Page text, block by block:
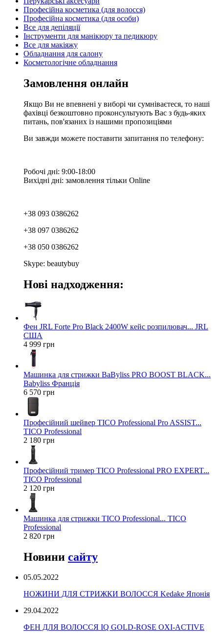
Професійна косметика (для волосся)
Професійна косметика (для особи)
Все для депіляції
Інструменти для манікюру та педикюру
Все для макіяжу
Обладнання для салону
Косметологічне обладнання
Замовлення онлайн
Якщо Ви не впевнені у виборі чи сумніваєтеся, то наші
фахівці безкоштовно проконсультують Вас з будь-яких
питань, пов'язаних із нашими пропозиціями
Ви завжди можете поставити запитання по телефону:
Робочі дні: 9:00-18:00
Вихідні дні: замовлення тільки Online
+38 093 0386262
+38 097 0386262
+38 050 0386262
Skype: beautybuy
Нові надходження:
Фен JRL Forte Pro Black 2400W кейс розпилювач... JRL
США
4 999 грн
Машинка для стрижки BaByliss PRO BOOST BLACK...
Babyliss Франція
6 570 грн
Професійний шейвер TICO Professional Pro ASSIST...
TICO Professional
2 180 грн
Професійний тример TICO Professional PRO EXPERT...
TICO Professional
2 120 грн
Машинка для стрижки TICO Professional... TICO
Professional
2 820 грн
Новини сайту
05.05.2022
НОЖИНИ ДЛЯ СТРИЖКИ ВОЛОССЯ Kedake Японія
29.04.2022
ФЕН ДЛЯ ВОЛОССЯ IQ GOLD-ROSE OXI-ACTIVE